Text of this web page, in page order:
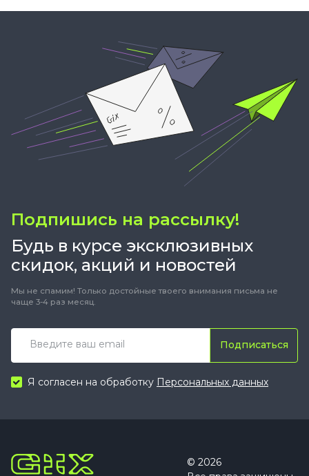
Подпишись на рассылку!
Будь в курсе эксклюзивных
скидок, акций и новостей
Мы не спамим! Только достойные твоего внимания письма не
чаще 3-4 раз месяц.
Подписаться
Я согласен на обработку Персональных данных
© 2026